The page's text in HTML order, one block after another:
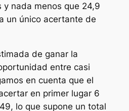
y nada menos que 24,9
un único acertante de
de ganar la
entre casi
en cuenta que el
en primer lugar 6
lo que supone un total